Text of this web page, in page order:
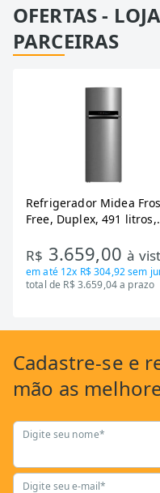
OFERTAS -
PARCEIRAS
Refrigerador Midea
Free, Duplex, 491 litros,
RT650EVK463)
R$ 3.659,00à
em até 12x R$ 304,92sem
total de R$ 3.659,04 a prazo
Cadastre-se e
mão as
Digite seu nome*
Digite seu e-mail*